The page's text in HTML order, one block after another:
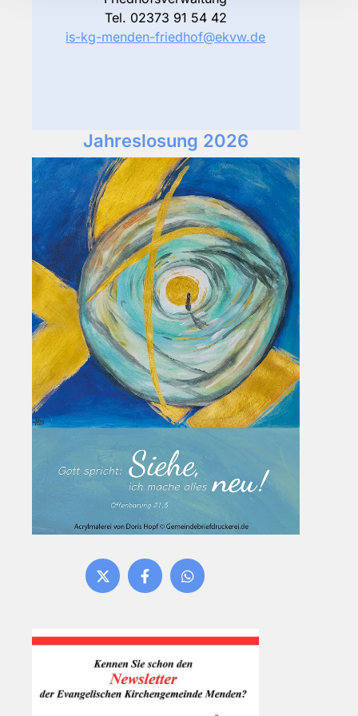
Tel. 02373 91 54 42
is-kg-menden-friedhof@ekvw.de
Jahreslosung 2026